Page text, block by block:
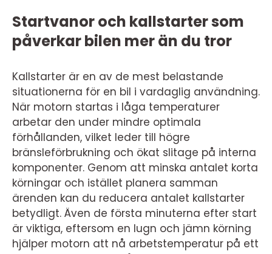
Startvanor och kallstarter som
påverkar bilen mer än du tror
Kallstarter är en av de mest belastande
situationerna för en bil i vardaglig användning.
När motorn startas i låga temperaturer
arbetar den under mindre optimala
förhållanden, vilket leder till högre
bränsleförbrukning och ökat slitage på interna
komponenter. Genom att minska antalet korta
körningar och istället planera samman
ärenden kan du reducera antalet kallstarter
betydligt. Även de första minuterna efter start
är viktiga, eftersom en lugn och jämn körning
hjälper motorn att nå arbetstemperatur på ett